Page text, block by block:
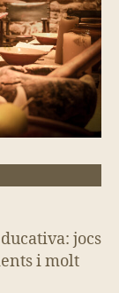
jocs
i molt